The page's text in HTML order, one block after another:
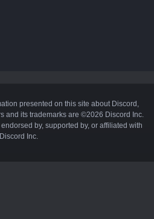
presented on this site about Discord,
and its trademarks are ©2026 Discord Inc.
by, supported by, or affiliated with
Discord Inc.